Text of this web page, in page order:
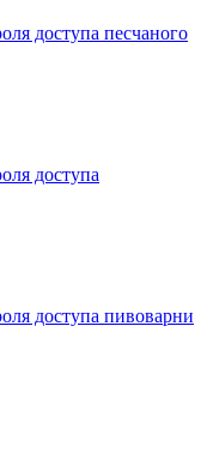
доступа песчаного
доступа
доступа пивоварни